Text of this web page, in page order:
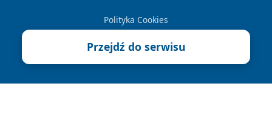
Polityka Cookies
Przejdź do serwisu